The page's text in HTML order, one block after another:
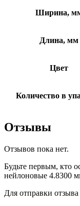
Ширина,
Длина, мм
Цвет
Количество в
Отзывы
Отзывов пока нет.
Будьте первым, кто
нейлоновые 4.8300
Для отправки